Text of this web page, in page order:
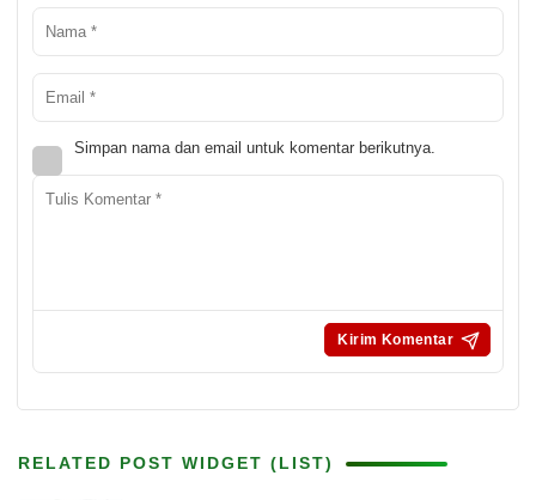
Simpan nama dan email untuk komentar berikutnya.
RELATED POST WIDGET (LIST)